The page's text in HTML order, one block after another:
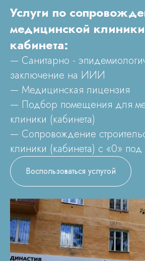
Услуги по
медицинской
кабинета:
— Санитарно -
заключение на ИИИ
— Медицинская лицензия
— Подбор помещения для
клиники (кабинета)
— Сопровождение
клиники (кабинета) с «0»
Воспользоваться услугой